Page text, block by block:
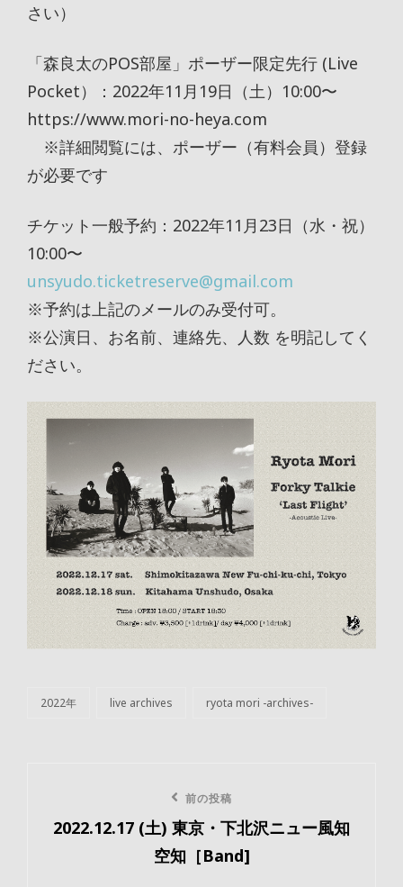
さい）
「森良太のPOS部屋」ポーザー限定先行 (Live
Pocket）：2022年11月19日（土）10:00〜
https://www.mori-no-heya.com
※詳細閲覧には、ポーザー（有料会員）登録
が必要です
チケット一般予約：2022年11月23日（水・祝）
10:00〜
unsyudo.ticketreserve@gmail.com
※予約は上記のメールのみ受付可。
※公演日、お名前、連絡先、人数 を明記してく
ださい。
2022年 live archives ryota mori -archives-
の
前の投稿
2022.12.17 (土) 東京・下北沢ニュー風知
空知［Band]